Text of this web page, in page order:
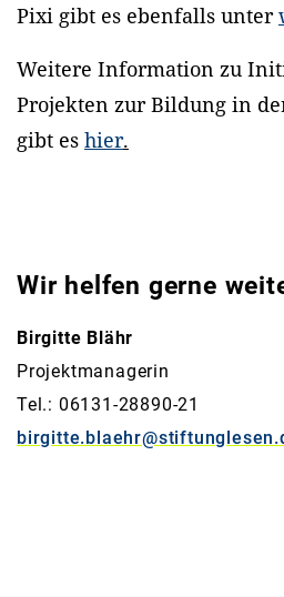
Pixi gibt es ebenfalls unter
Weitere Information zu
Projekten zur Bildung in
gibt es hier.
Wir helfen gerne
Birgitte Blähr
Projektmanagerin
Tel.: 06131-28890-21